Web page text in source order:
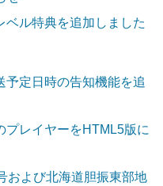
ベル特典を追加しました
予定日時の告知機能を追
プレイヤーをHTML5版に
および北海道胆振東部地